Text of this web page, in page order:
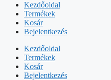
Kezdőoldal
Termékek
Kosár
Bejelentkezés
Kezdőoldal
Termékek
Kosár
Bejelentkezés